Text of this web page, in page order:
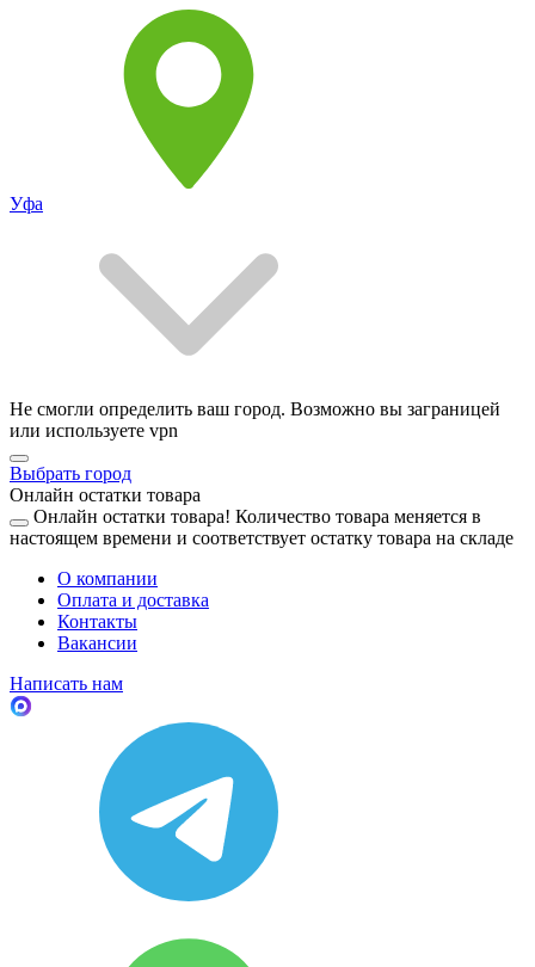
Уфа
Не смогли определить ваш город. Возможно вы заграницей
или используете vpn
Выбрать город
Онлайн остатки товара
Онлайн остатки товара! Количество товара меняется в
настоящем времени и соответствует остатку товара на складе
О компании
Оплата и доставка
Контакты
Вакансии
Написать нам